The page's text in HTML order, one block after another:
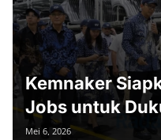
Kemnaker
Jobs untuk
Industri
Mei 6, 2026